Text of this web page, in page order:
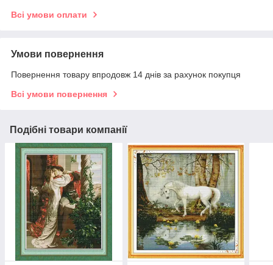
Всі умови оплати
Умови повернення
Повернення товару впродовж 14 днів за рахунок покупця
Всі умови повернення
Подібні товари компанії